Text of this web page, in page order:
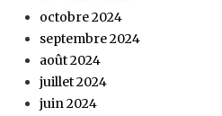
octobre 2024
septembre 2024
août 2024
juillet 2024
juin 2024